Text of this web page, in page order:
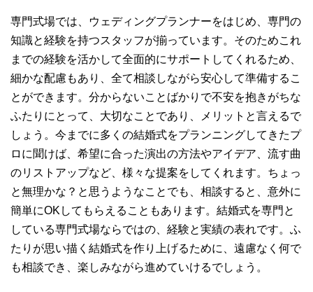
専門式場では、ウェディングプランナーをはじめ、専門の
知識と経験を持つスタッフが揃っています。そのためこれ
までの経験を活かして全面的にサポートしてくれるため、
細かな配慮もあり、全て相談しながら安心して準備するこ
とができます。分からないことばかりで不安を抱きがちな
ふたりにとって、大切なことであり、メリットと言えるで
しょう。今までに多くの結婚式をプランニングしてきたプ
ロに聞けば、希望に合った演出の方法やアイデア、流す曲
のリストアップなど、様々な提案をしてくれます。ちょっ
と無理かな？と思うようなことでも、相談すると、意外に
簡単にOKしてもらえることもあります。結婚式を専門と
している専門式場ならではの、経験と実績の表れです。ふ
たりが思い描く結婚式を作り上げるために、遠慮なく何で
も相談でき、楽しみながら進めていけるでしょう。